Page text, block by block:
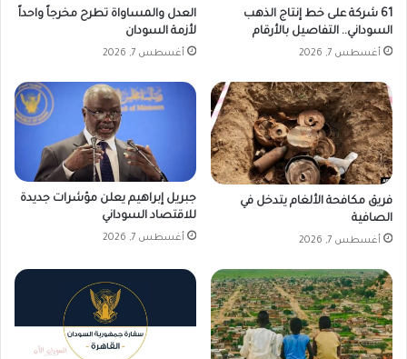
ي
ا
د
61 شركة على خط إنتاج الذهب
السوداني.. التفاصيل بالأرقام
أغسطس 7, 2026
العدل والمساواة تطرح مخرجاً واحداً
لأزمة السودان
أغسطس 7, 2026
فريق مكافحة الألغام يتدخل في
الصافية
أغسطس 7, 2026
جبريل إبراهيم يعلن مؤشرات جديدة
للاقتصاد السوداني
أغسطس 7, 2026